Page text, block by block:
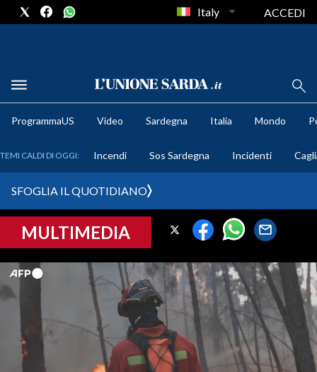
METEO
CRONACA SARDEGNA
PROVINCIA DI CAGLIARI
SULCIS IGLESIENTE
MEDIO CAMPIDANO
ORISTANO E PROVINCIA
SASSARI E PROVINCIA
Italy ACCEDI
ProgrammaUS Video Sardegna Italia Mondo
TEMI CALDI DI OGGI: Incendi Sos Sardegna Incidenti
SFOGLIA IL QUOTIDIANO
MULTIMEDIA